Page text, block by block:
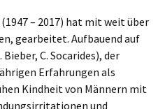
– 2017) hat mit weit über
gearbeitet. Aufbauend auf
C. Socarides), der
Erfahrungen als
Kindheit von Männern mit
und